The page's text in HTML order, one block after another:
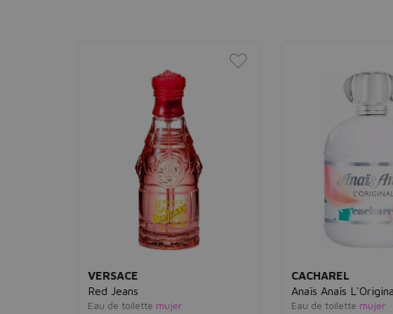
VERSACE
Red Jeans
Eau de toilette mujer
CACHAREL
Anaïs Anaïs L'Original
Eau de toilette mujer